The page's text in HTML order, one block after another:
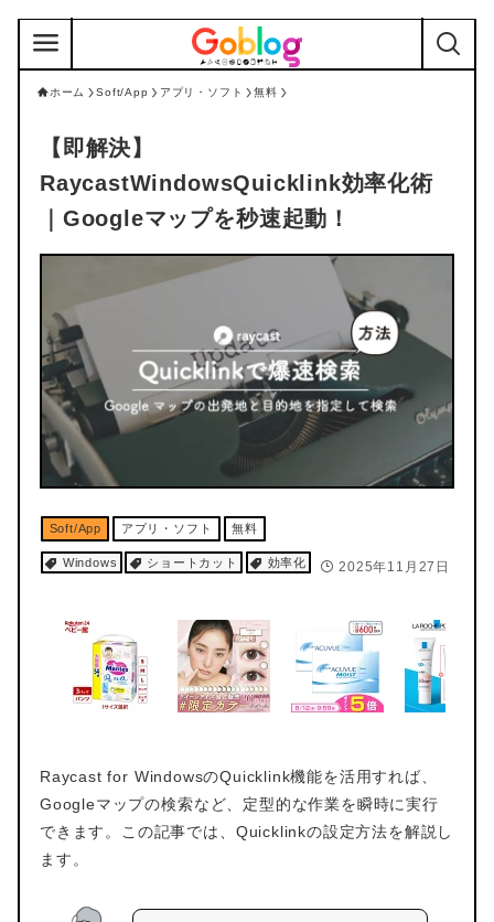
ホーム Soft/App アプリ・ソフト 無料
【即解決】
RaycastWindowsQuicklink効率化術
｜Googleマップを秒速起動！
Soft/App アプリ・ソフト 無料
Windows ショートカット 効率化 2025年11月27日
Raycast for WindowsのQuicklink機能を活用すれば、
Googleマップの検索など、定型的な作業を瞬時に実行
できます。この記事では、Quicklinkの設定方法を解説し
ます。